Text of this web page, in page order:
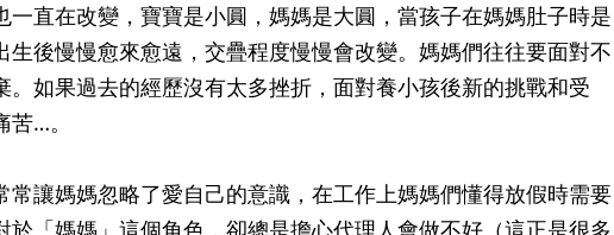
一直在改變，寶寶是小圓，媽媽是大圓，當孩子在媽媽肚子時是
生後慢慢愈來愈遠，交疊程度慢慢會改變。媽媽們往往要面對不
。如果過去的經歷沒有太多挫折，面對養小孩後新的挑戰和受
…。
常讓媽媽忽略了愛自己的意識，在工作上媽媽們懂得放假時需要
於「媽媽」這個角色，卻總是擔心代理人會做不好（這正是很多